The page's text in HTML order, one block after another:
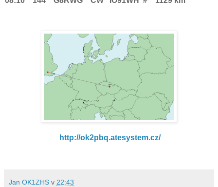
http://ok2pbq.atesystem.cz/
Jan OK1ZHS v 22:43